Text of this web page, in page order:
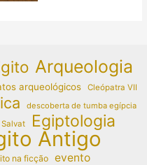
Arqueologia
arqueológicos Cleópatra VII
descoberta de tumba egípcia
Egiptologia
Antigo
na ficção evento